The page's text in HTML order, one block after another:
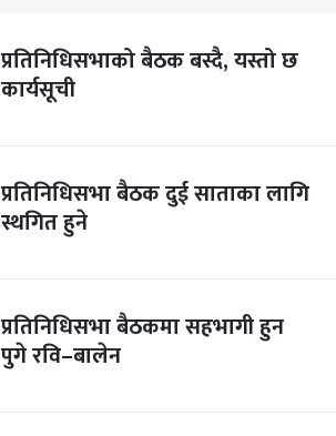
प्रतिनिधिसभाको बैठक बस्दै, यस्तो छ
कार्यसूची
प्रतिनिधिसभा बैठक दुई साताका लागि
स्थगित हुने
प्रतिनिधिसभा बैठकमा सहभागी हुन
पुगे रवि–बालेन